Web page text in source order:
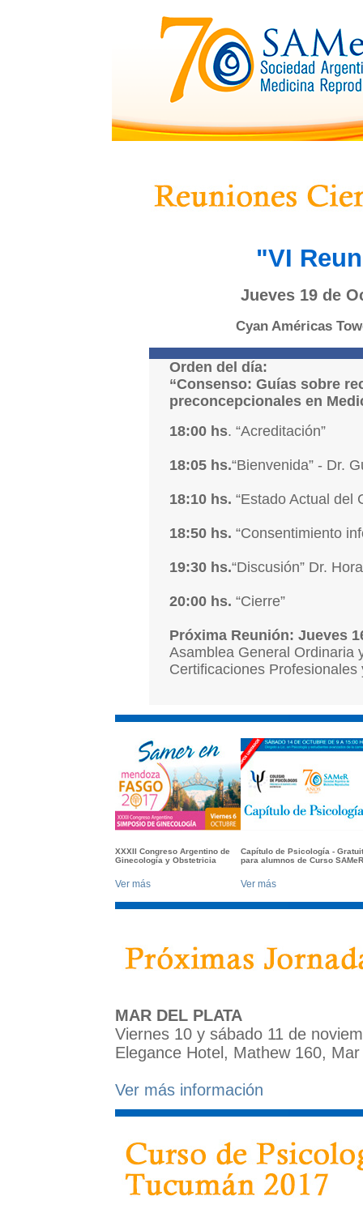
"VI
Jueves 19 de
Cyan Américas
Orden del día:
“Consenso: Guías sobre
preconcepcionales en
18:00 hs. “Acreditación”
18:05 hs.“Bienvenida” - Dr.
18:10 hs. “Estado Actual del
18:50 hs. “Consentimiento
19:30 hs.“Discusión” Dr.
20:00 hs. “Cierre”
Próxima Reunión: Jueves
Asamblea General Ordinaria
Certificaciones Profesionales
XXXII Congreso Argentino de
Ginecología y Obstetricia
Ver más
Capítulo de Psicología -
para alumnos de Curso SAMeR
Ver más
MAR DEL PLATA
Viernes 10 y sábado 11 de
Elegance Hotel, Mathew 160,
Ver más información